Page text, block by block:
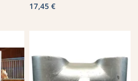
17,45 €